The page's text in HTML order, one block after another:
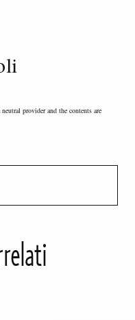
provider and the contents are